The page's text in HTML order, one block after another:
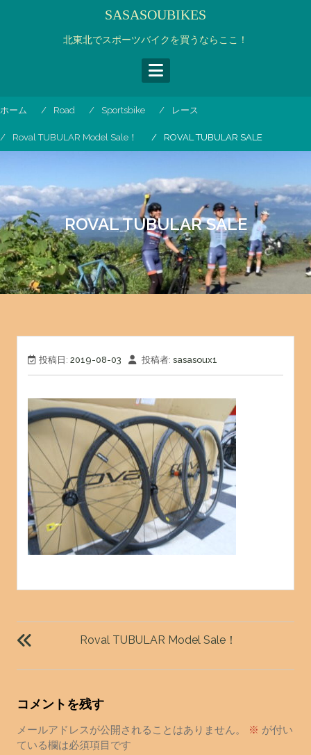
キ
プ
SASASOUBIKES
北東北でスポーツバイクを買うならここ！
ホーム Road Sportsbike レース
Roval TUBULAR Model Sale！ ROVAL TUBULAR SALE
ROVAL TUBULAR SALE
投稿日: 2019-08-03 投稿者: sasasoux1
投
稿
ビ
ー
シ
ョ
Roval TUBULAR Model Sale！
コメントを残す
メールアドレスが公開されることはありません。 ※ が付い
ている欄は必須項目です